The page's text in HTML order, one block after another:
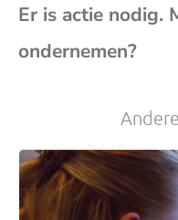
Er is actie nodig.
ondernemen?